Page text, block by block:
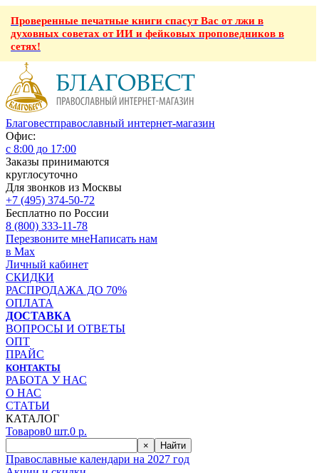
Проверенные печатные книги спасут Вас от лжи в
духовных советах от ИИ и фейковых проповедников в
сетях!
Благовестправославный интернет-магазин
Офис:
с 8:00 до 17:00
Заказы принимаются
круглосуточно
Для звонков из Москвы
+7 (495) 374-50-72
Бесплатно по России
8 (800) 333-11-78
Перезвоните мнеНаписать нам
в Max
Личный кабинет
СКИДКИ
РАСПРОДАЖА ДО 70%
ОПЛАТА
ДОСТАВКА
ВОПРОСЫ И ОТВЕТЫ
ОПТ
ПРАЙС
КОНТАКТЫ
РАБОТА У НАС
О НАС
СТАТЬИ
КАТАЛОГ
Товаров0 шт.0 р.
× Найти
Православные календари на 2027 год